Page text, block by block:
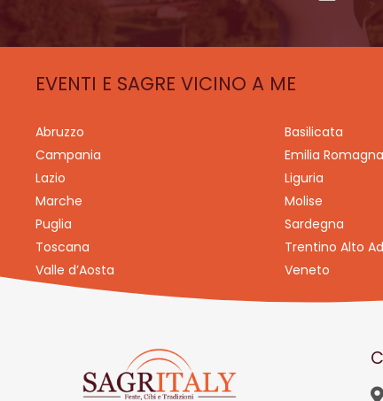
EVENTI E SAGRE VICINO A ME
Abruzzo Basilicata
Campania
Emilia Romagna
Lazio
Liguria
Marche
Molise
Puglia
Sardegna
Toscana
Trentino Alto
Valle d’Aosta
Veneto